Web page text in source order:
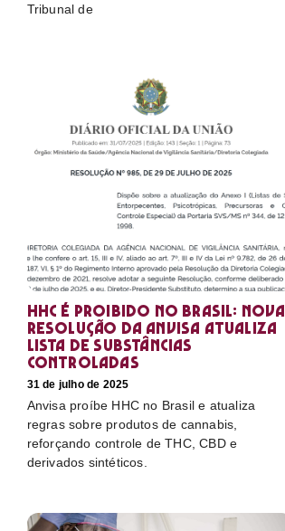
Tribunal de
HHC é proibido no Brasil: nova
resolução da Anvisa atualiza
lista de substâncias
controladas
31 de julho de 2025
Anvisa proíbe HHC no Brasil e atualiza
regras sobre produtos de cannabis,
reforçando controle de THC, CBD e
derivados sintéticos.